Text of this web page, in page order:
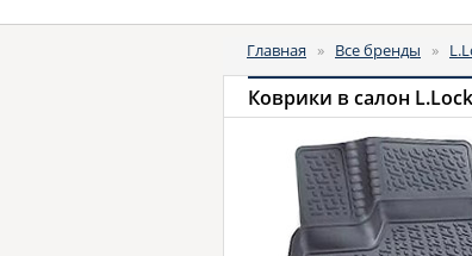
Главная » Все бренды »
Коврики в салон